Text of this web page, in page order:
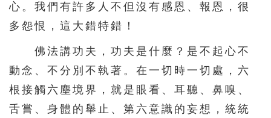
心。我們有許多人不但沒有感恩、報恩，很
多怨恨，這大錯特錯！
佛法講功夫，功夫是什麼？是不起心不
動念、不分別不執著。在一切時一切處，六
根接觸六塵境界，就是眼看、耳聽、鼻嗅、
舌嘗、身體的舉止、第六意識的妄想，統統